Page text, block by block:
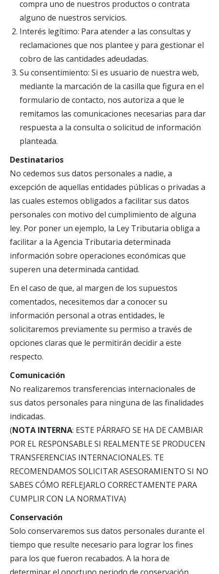
compra uno de nuestros productos o contrata
alguno de nuestros servicios.
Interés legítimo: Para atender a las consultas y
reclamaciones que nos plantee y para gestionar el
cobro de las cantidades adeudadas.
Su consentimiento: Si es usuario de nuestra web,
mediante la marcación de la casilla que figura en el
formulario de contacto, nos autoriza a que le
remitamos las comunicaciones necesarias para dar
respuesta a la consulta o solicitud de información
planteada.
Destinatarios
No cedemos sus datos personales a nadie, a
excepción de aquellas entidades públicas o privadas a
las cuales estemos obligados a facilitar sus datos
personales con motivo del cumplimiento de alguna
ley. Por poner un ejemplo, la Ley Tributaria obliga a
facilitar a la Agencia Tributaria determinada
información sobre operaciones económicas que
superen una determinada cantidad.
En el caso de que, al margen de los supuestos
comentados, necesitemos dar a conocer su
información personal a otras entidades, le
solicitaremos previamente su permiso a través de
opciones claras que le permitirán decidir a este
respecto.
Comunicación
No realizaremos transferencias internacionales de
sus datos personales para ninguna de las finalidades
indicadas.
(NOTA INTERNA: ESTE PÁRRAFO SE HA DE CAMBIAR
POR EL RESPONSABLE SI REALMENTE SE PRODUCEN
TRANSFERENCIAS INTERNACIONALES. TE
RECOMENDAMOS SOLICITAR ASESORAMIENTO SI NO
SABES CÓMO REFLEJARLO CORRECTAMENTE PARA
CUMPLIR CON LA NORMATIVA)
Conservación
Solo conservaremos sus datos personales durante el
tiempo que resulte necesario para lograr los fines
para los que fueron recabados. A la hora de